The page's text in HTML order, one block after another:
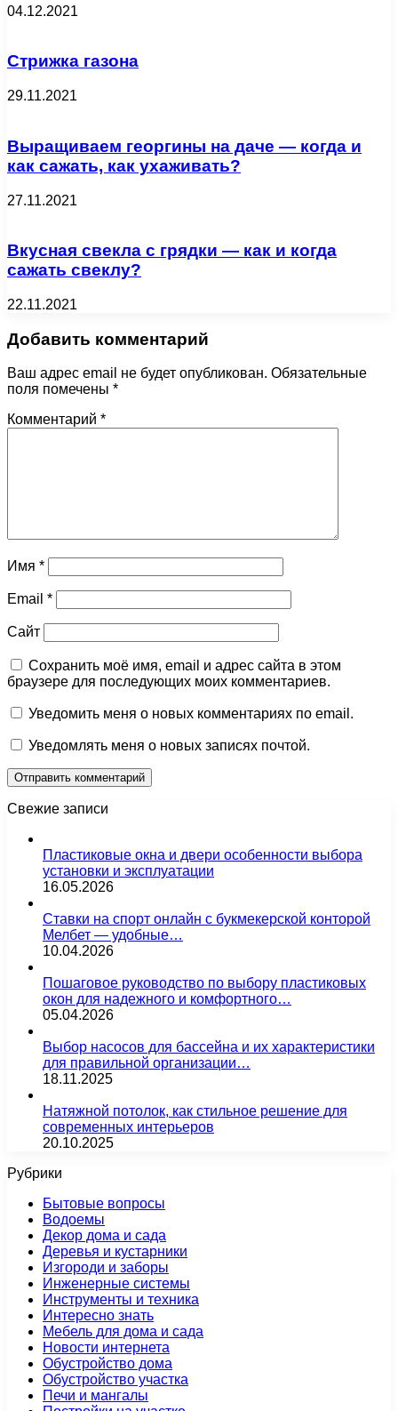
04.12.2021
Стрижка газона
29.11.2021
Выращиваем георгины на даче — когда и
как сажать, как ухаживать?
27.11.2021
Вкусная свекла с грядки — как и когда
сажать свеклу?
22.11.2021
Добавить комментарий
Ваш адрес email не будет опубликован. Обязательные
поля помечены *
Комментарий *
Имя *
Email *
Сайт
Сохранить моё имя, email и адрес сайта в этом
браузере для последующих моих комментариев.
Уведомить меня о новых комментариях по email.
Уведомлять меня о новых записях почтой.
Свежие записи
Пластиковые окна и двери особенности выбора
установки и эксплуатации
16.05.2026
Ставки на спорт онлайн с букмекерской конторой
Мелбет — удобные…
10.04.2026
Пошаговое руководство по выбору пластиковых
окон для надежного и комфортного…
05.04.2026
Выбор насосов для бассейна и их характеристики
для правильной организации…
18.11.2025
Натяжной потолок, как стильное решение для
современных интерьеров
20.10.2025
Рубрики
Бытовые вопросы
Водоемы
Декор дома и сада
Деревья и кустарники
Изгороди и заборы
Инженерные системы
Инструменты и техника
Интересно знать
Мебель для дома и сада
Новости интернета
Обустройство дома
Обустройство участка
Печи и мангалы